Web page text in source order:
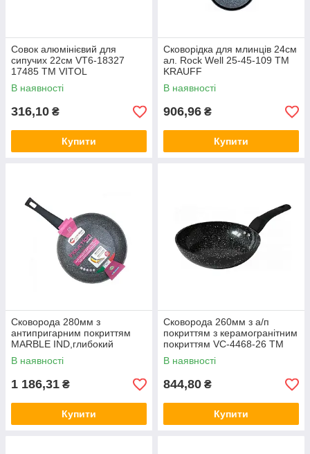
Совок алюмінієвий для
сипучих 22см VT6-18327
17485 ТМ VITOL
В наявності
316,10 ₴
Купити
Сковорідка для млинців 24см
ал. Rock Well 25-45-109 ТМ
KRAUFF
В наявності
906,96 ₴
Купити
Сковорода 280мм з
антипригарним покриттям
MARBLE IND,глибокий
алюміній. AMAH28F ТМ
EURO GOLD
В наявності
1 186,31 ₴
Купити
Сковорода 260мм з а/п
покриттям з керамогранітним
покриттям VC-4468-26 ТМ
VINCENT
В наявності
844,80 ₴
Купити